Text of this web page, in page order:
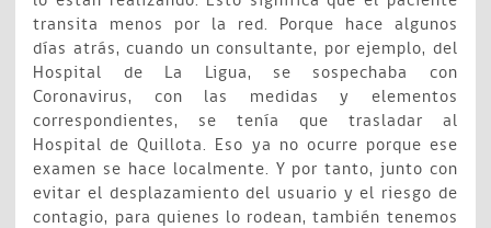
transita menos por la red. Porque hace algunos
días atrás, cuando un consultante, por ejemplo, del
Hospital de La Ligua, se sospechaba con
Coronavirus, con las medidas y elementos
correspondientes, se tenía que trasladar al
Hospital de Quillota. Eso ya no ocurre porque ese
examen se hace localmente. Y por tanto, junto con
evitar el desplazamiento del usuario y el riesgo de
contagio, para quienes lo rodean, también tenemos